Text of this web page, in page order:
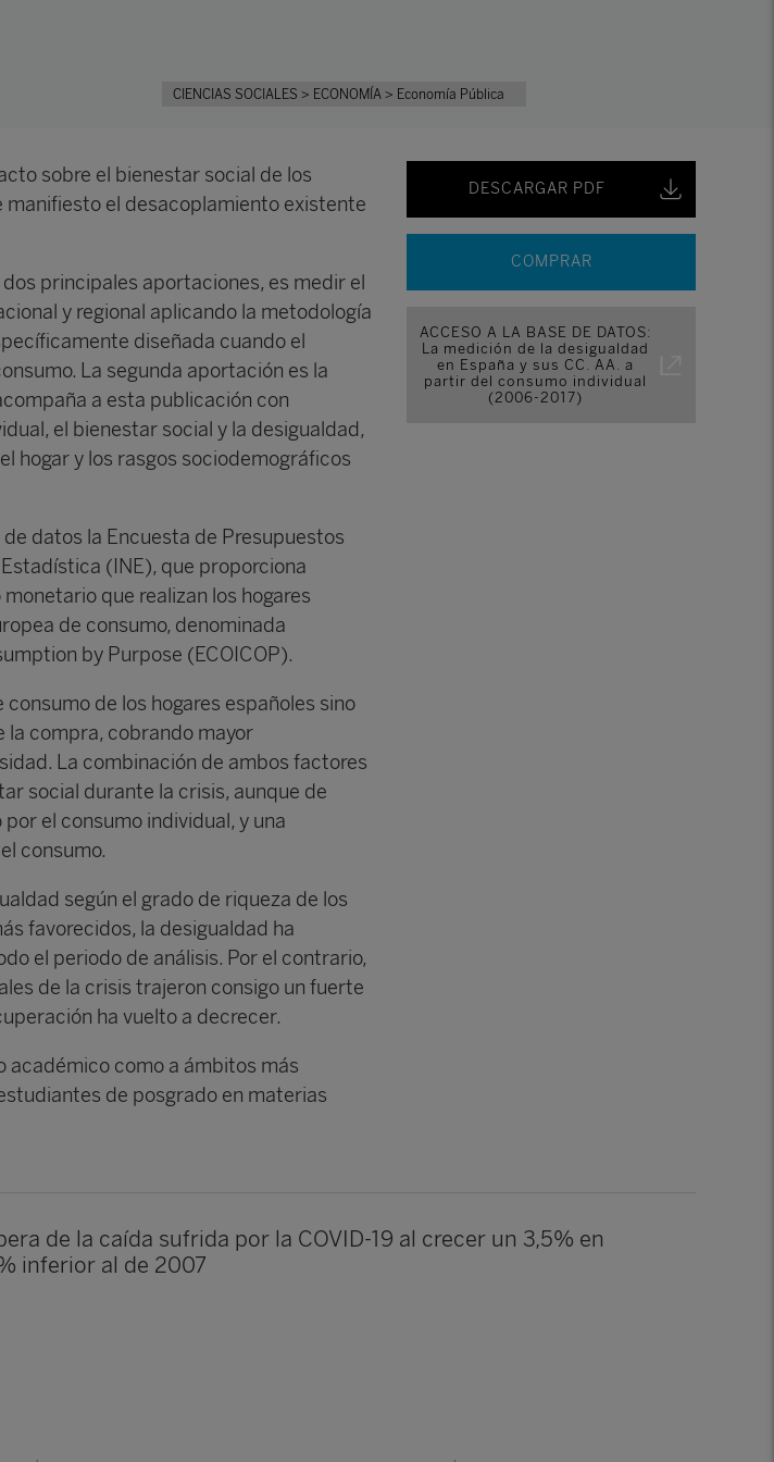
CIENCIAS SOCIALES > ECONOMÍA> Economía Pública
sobre el bienestar social de los
manifiesto el desacoplamiento existente
principales aportaciones, es medir el
y regional aplicando la metodología
diseñada cuando el
La segunda aportación es la
a esta publicación con
el bienestar social y la desigualdad,
hogar y los rasgos sociodemográficos
datos la Encuesta de Presupuestos
(INE), que proporciona
que realizan los hogares
de consumo, denominada
by Purpose (ECOICOP).
consumo de los hogares españoles sino
la compra, cobrando mayor
La combinación de ambos factores
social durante la crisis, aunque de
el consumo individual, y una
consumo.
según el grado de riqueza de los
favorecidos, la desigualdad ha
el periodo de análisis. Por el contrario,
de la crisis trajeron consigo un fuerte
ha vuelto a decrecer.
académico como a ámbitos más
de posgrado en materias
DESCARGAR PDF
COMPRAR
ACCESO A LA BASE DE DATOS:
La medición de la desigualdad
en España y sus CC. AA. a
partir del consumo individual
(2006-2017)
de la caída sufrida por la COVID-19 al crecer un 3,5% en
inferior al de 2007